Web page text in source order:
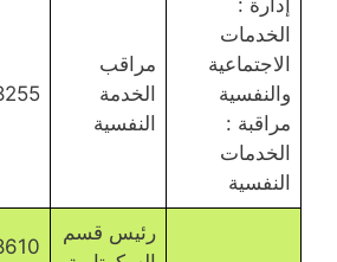
الخدمات
الاجتماعية
والنفسية
مراقبة :
الخدمات
النفسية
مراقب
الخدمة
النفسية
رئيس قسم